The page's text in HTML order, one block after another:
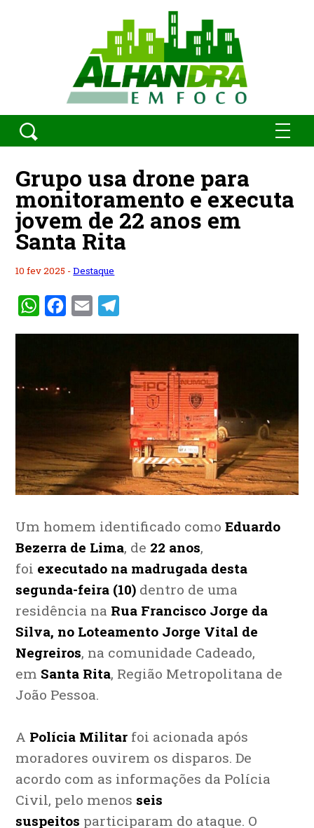
Grupo usa drone para
monitoramento e executa
jovem de 22 anos em
Santa Rita
10 fev 2025 -Destaque
WhatsAppFacebook
Email
Um homem identificado comoEduardo
Bezerra de Lima, de 22 anos,
foi executado na madrugada desta
segunda-feira (10) dentro de uma
residência na Rua Francisco Jorge da
Silva, no Loteamento Jorge Vital de
Negreiros, na comunidade Cadeado,
em Santa Rita, Região Metropolitana de
João Pessoa.
A Polícia Militar foi acionada após
moradores ouvirem os disparos. De
acordo com as informações da Polícia
Civil, pelo menos seis
suspeitos participaram do ataque. O